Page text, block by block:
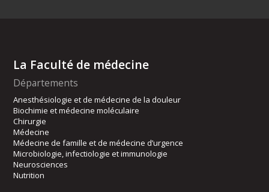
La Faculté de médecine
Départements
Anesthésiologie et de médecine de la douleur
Biochimie et médecine moléculaire
Chirurgie
Médecine
Médecine de famille et de médecine d’urgence
Microbiologie, infectiologie et immunologie
Neurosciences
Nutrition